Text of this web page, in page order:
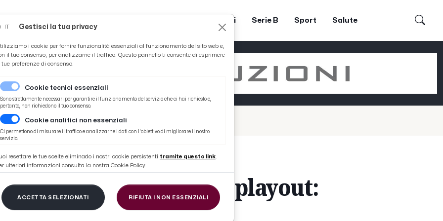
Coppa Teodori Serie B Sport Salute
opta per sciopero noi lo sosterremo”
Salernitana su playout:
per sciopero noi lo
Gestisci la tua privacy
i cookie per fornire funzionalità essenziali al funzionamento del sito web e,
il tuo consenso, per analizzarne il traffico. Questo pannello ti consente di esprimere
tue preferenze di consenso.
Cookie tecnici essenziali
Sono strettamente necessari per garantire il funzionamento del servizio che ci hai richiesto e,
pertanto, non richiedono il tuo consenso.
Cookie analitici non essenziali
Ci permettono di misurare il traffico e analizzarne i dati con l'obiettivo di migliorare il nostro
servizio.
resettare le tue scelte eliminado i nostri cookie persistenti tramite questo link.
ulteriori informazioni consulta la nostra Cookie Policy.
ACCETTA SELEZIONATI RIFIUTA I NON ESSENZIALI